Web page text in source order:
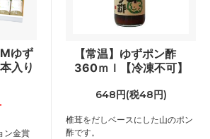
ゆず
入り
ン金賞
【常温】ゆずポン酢
360ｍｌ【冷凍不可】
648円(税48円)
椎茸をだしベースにした山のポン
酢です。